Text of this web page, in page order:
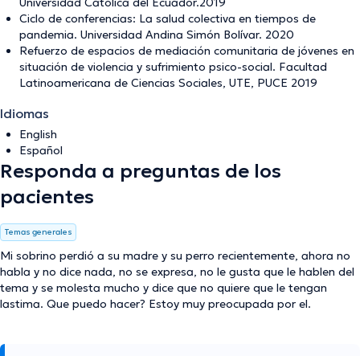
Ciclo de conferencias: La salud colectiva en tiempos de
pandemia. Universidad Andina Simón Bolívar. 2020
Refuerzo de espacios de mediación comunitaria de jóvenes en
situación de violencia y sufrimiento psico-social. Facultad
Latinoamericana de Ciencias Sociales, UTE, PUCE 2019
Idiomas
English
Español
Responda a preguntas de los
pacientes
Temas generales
Mi sobrino perdió a su madre y su perro recientemente, ahora no
habla y no dice nada, no se expresa, no le gusta que le hablen del
tema y se molesta mucho y dice que no quiere que le tengan
lastima. Que puedo hacer? Estoy muy preocupada por el.